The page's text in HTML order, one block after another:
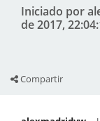
Iniciado por
de 2017,
Compartir